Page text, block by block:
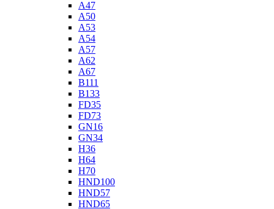
A47
A50
A53
A54
A57
A62
A67
B111
B133
FD35
FD73
GN16
GN34
H36
H64
H70
HND100
HND57
HND65